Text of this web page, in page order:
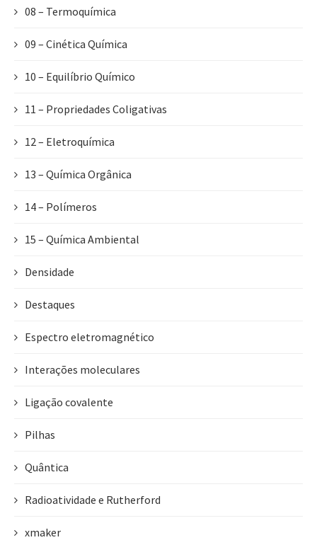
08 – Termoquímica
09 – Cinética Química
10 – Equilíbrio Químico
11 – Propriedades Coligativas
12 – Eletroquímica
13 – Química Orgânica
14 – Polímeros
15 – Química Ambiental
Densidade
Destaques
Espectro eletromagnético
Interações moleculares
Ligação covalente
Pilhas
Quântica
Radioatividade e Rutherford
xmaker